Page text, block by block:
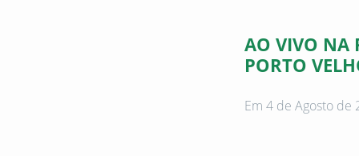
AO VIVO NA
PORTO
Em 4 de Agosto de